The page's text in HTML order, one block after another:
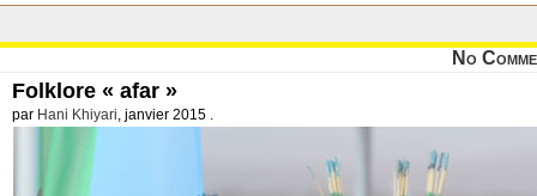
No
Folklore « afar »
par Hani Khiyari, janvier 2015 .